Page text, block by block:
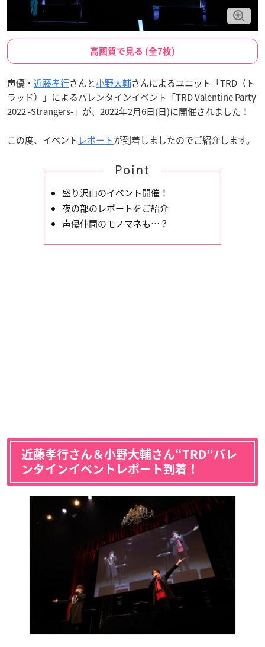
高画質で見る (全7枚)
声優・ 近藤孝行さんと小野大輔さんによるユニット「TRD（ト
ラッド）」によるバレンタインイベント「TRD Valentine Party
2022 -Strangers-」が、2022年2月6日(日)に開催されました！
この度、イベント レポートが到着しましたのでご紹介します。
Point
盛り沢山のイベント開催！
夜の部のレポートをご紹介
声優仲間のモノマネも…？
近藤孝行さん＆小野大輔さん“TRD”バレ
ンタインイベントレポート到着！